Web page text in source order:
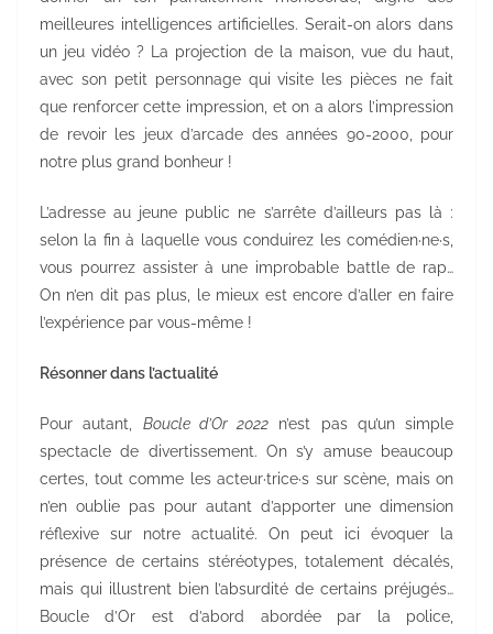
meilleures intelligences artificielles. Serait-on alors dans
un jeu vidéo ? La projection de la maison, vue du haut,
avec son petit personnage qui visite les pièces ne fait
que renforcer cette impression, et on a alors l’impression
de revoir les jeux d’arcade des années 90-2000, pour
notre plus grand bonheur !
L’adresse au jeune public ne s’arrête d’ailleurs pas là :
selon la fin à laquelle vous conduirez les comédien·ne·s,
vous pourrez assister à une improbable battle de rap…
On n’en dit pas plus, le mieux est encore d’aller en faire
l’expérience par vous-même !
Résonner dans l’actualité
Pour autant, Boucle d’Or 2022 n’est pas qu’un simple
spectacle de divertissement. On s’y amuse beaucoup
certes, tout comme les acteur·trice·s sur scène, mais on
n’en oublie pas pour autant d’apporter une dimension
réflexive sur notre actualité. On peut ici évoquer la
présence de certains stéréotypes, totalement décalés,
mais qui illustrent bien l’absurdité de certains préjugés…
Boucle d’Or est d’abord abordée par la police,